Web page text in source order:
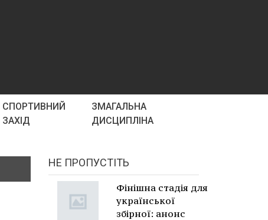
СПОРТИВНИЙ
ЗАХІД
ЗМАГАЛЬНА
ДИСЦИПЛІНА
НЕ ПРОПУСТІТЬ
Фінішна стадія для
української
збірної: анонс